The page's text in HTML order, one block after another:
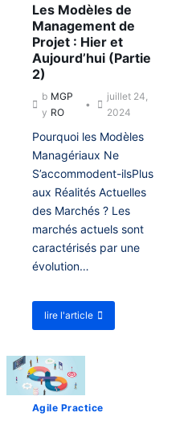
Les Modèles de
Management de
Projet : Hier et
Aujourd’hui (Partie
2)
b
y
MGP
RO
juillet 24,
2024
Pourquoi les Modèles
Managériaux Ne
S’accommodent-ilsPlus
aux Réalités Actuelles
des Marchés ? Les
marchés actuels sont
caractérisés par une
évolution…
lire l'article
a
u
t
L
e
Agile Practice